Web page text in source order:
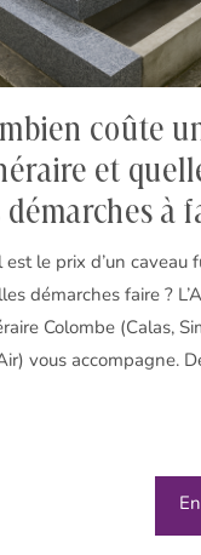
coûte
et
démarches à
est le prix d’un caveau
démarches faire ?
Colombe (Calas,
vous accompagne.